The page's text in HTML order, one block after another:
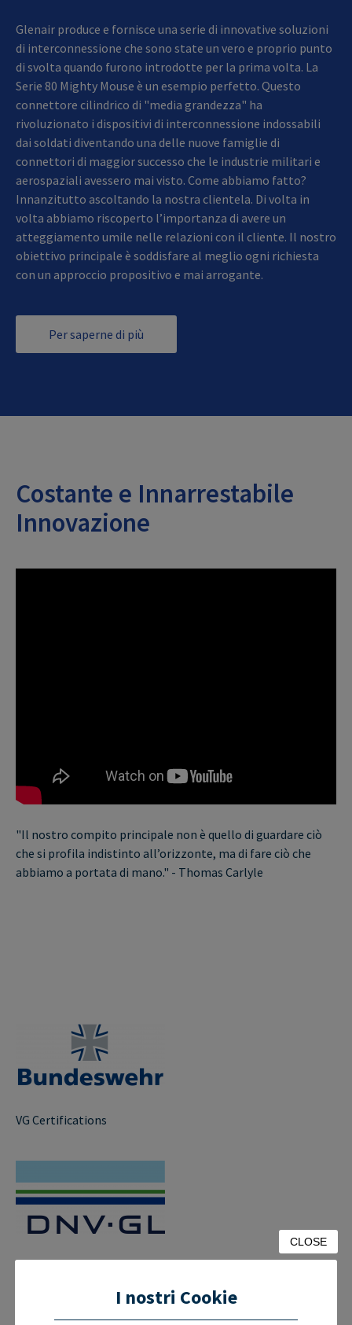
Glenair produce e fornisce una serie di innovative soluzioni
di interconnessione che sono state un vero e proprio punto
di svolta quando furono introdotte per la prima volta. La
Serie 80 Mighty Mouse è un esempio perfetto. Questo
connettore cilindrico di "media grandezza" ha
rivoluzionato i dispositivi di interconnessione indossabili
dai soldati diventando una delle nuove famiglie di
connettori di maggior successo che le industrie militari e
aerospaziali avessero mai visto. Come abbiamo fatto?
Innanzitutto ascoltando la nostra clientela. Di volta in
volta abbiamo riscoperto l’importanza di avere un
atteggiamento umile nelle relazioni con il cliente. Il nostro
obiettivo principale è soddisfare al meglio ogni richiesta
con un approccio propositivo e mai arrogante.
Per saperne di più
Costante e Innarrestabile
Innovazione
"Il nostro compito principale non è quello di guardare ciò
che si profila indistinto all’orizzonte, ma di fare ciò che
abbiamo a portata di mano." - Thomas Carlyle
VG Certifications
CLOSE
I nostri Cookie